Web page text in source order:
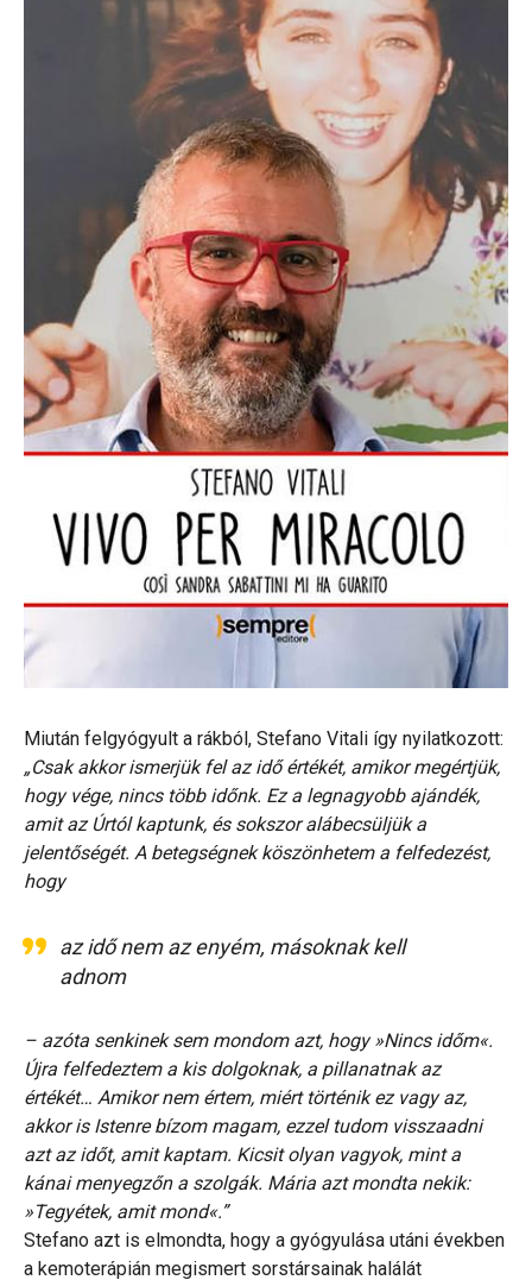
Miután felgyógyult a rákból, Stefano Vitali így nyilatkozott:
„Csak akkor ismerjük fel az idő értékét, amikor megértjük,
hogy vége, nincs több időnk. Ez a legnagyobb ajándék,
amit az Úrtól kaptunk, és sokszor alábecsüljük a
jelentőségét. A betegségnek köszönhetem a felfedezést,
hogy
az idő nem az enyém, másoknak kell
adnom
– azóta senkinek sem mondom azt, hogy »Nincs időm«.
Újra felfedeztem a kis dolgoknak, a pillanatnak az
értékét… Amikor nem értem, miért történik ez vagy az,
akkor is Istenre bízom magam, ezzel tudom visszaadni
azt az időt, amit kaptam. Kicsit olyan vagyok, mint a
kánai menyegzőn a szolgák. Mária azt mondta nekik:
»Tegyétek, amit mond«.”
Stefano azt is elmondta, hogy a gyógyulása utáni években
a kemoterápián megismert sorstársainak halálát